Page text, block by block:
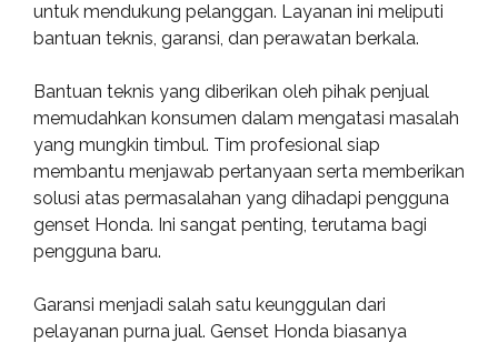
untuk mendukung pelanggan. Layanan ini meliputi
bantuan teknis, garansi, dan perawatan berkala.
Bantuan teknis yang diberikan oleh pihak penjual
memudahkan konsumen dalam mengatasi masalah
yang mungkin timbul. Tim profesional siap
membantu menjawab pertanyaan serta memberikan
solusi atas permasalahan yang dihadapi pengguna
genset Honda. Ini sangat penting, terutama bagi
pengguna baru.
Garansi menjadi salah satu keunggulan dari
pelayanan purna jual. Genset Honda biasanya